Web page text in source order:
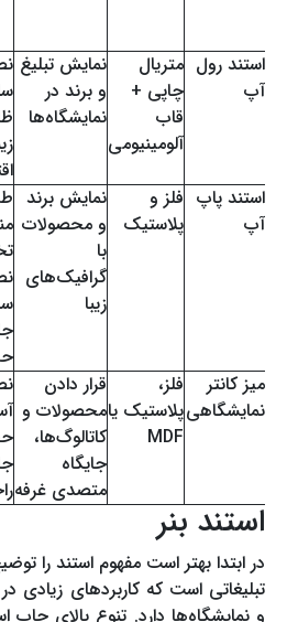
استند رول
آپ
متریال
چاپی +
قاب
آلومینیومی
نمایش تبلیغ
و برند در
نمایشگاه‌ها
استند پاپ
آپ
فلز و
پلاستیک
نمایش برند
و محصولات
با
گرافیک‌های
زیبا
میز کانتر
نمایشگاهی
فلز،
پلاستیک یا
MDF
قرار دادن
محصولات و
کاتالوگ‌ها،
جایگاه
متصدی غرفه
استند بنر
در ابتدا بهتر است مفهوم استند را
تبلیغاتی است که کاربردهای زیادی
و نمایشگاه‌ها دارد. تنوع بالای